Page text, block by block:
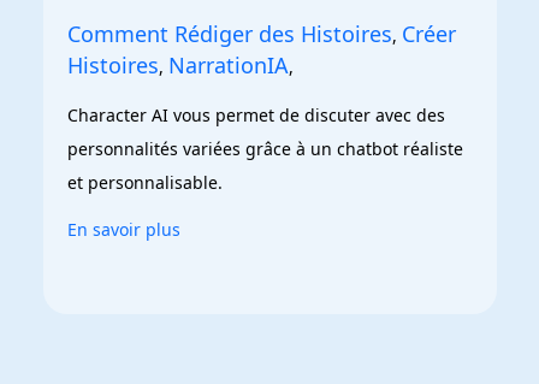
Comment Rédiger des Histoires, Créer
Histoires, NarrationIA,
Character AI vous permet de discuter avec des
personnalités variées grâce à un chatbot réaliste
et personnalisable.
En savoir plus